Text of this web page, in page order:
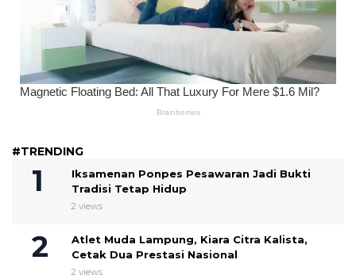
#TRENDING
Iksamenan Ponpes Pesawaran Jadi Bukti
Tradisi Tetap Hidup
2 views
Atlet Muda Lampung, Kiara Citra Kalista,
Cetak Dua Prestasi Nasional
2 views